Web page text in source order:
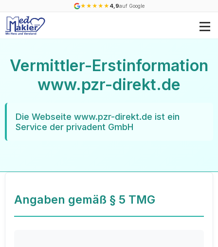
★ ★ ★ ★ ★ 4,9auf Google
Vermittler-Erstinformation
www.pzr-direkt.de
Die Webseite www.pzr-direkt.de ist ein
Service der privadent GmbH
Angaben gemäß § 5 TMG